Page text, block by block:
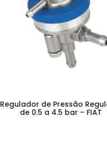
Regulador de Pressão
de 0.5 a 4.5 bar – FIAT